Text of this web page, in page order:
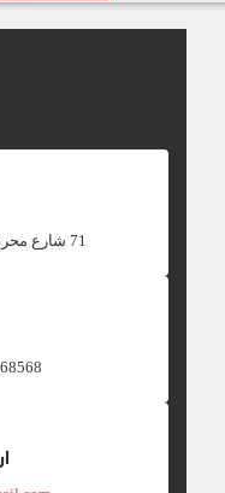
‎71 شارع محرم بك - محرم بك. الاسكندريه
03-3931226